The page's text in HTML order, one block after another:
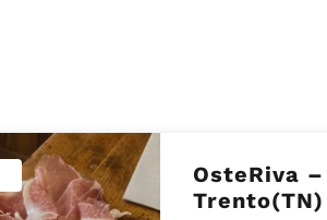
OsteRiva
Trento(TN)